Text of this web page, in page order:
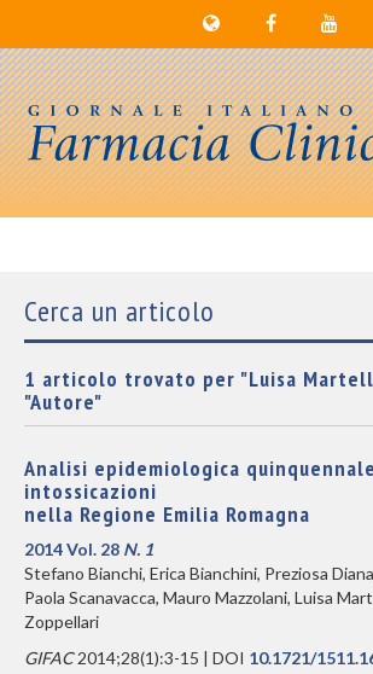
Cerca un articolo
1 articolo trovato per "Luisa
"Autore"
Analisi epidemiologica
intossicazioni
nella Regione Emilia Romagna
2014 Vol. 28 N. 1
Stefano Bianchi, Erica Bianchini, Preziosa
Paola Scanavacca, Mauro Mazzolani, Luisa
Zoppellari
GIFAC2014;28(1):3-15 | DOI 10.1721/